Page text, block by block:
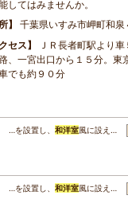
してはみませんか。
千葉県いすみ市岬町和泉
セス
ＪＲ長者町駅より
、一宮出口から１５分。東
でも約９０分
…を設置し、 和洋室風に設え…
…を設置し、 和洋室風に設え…